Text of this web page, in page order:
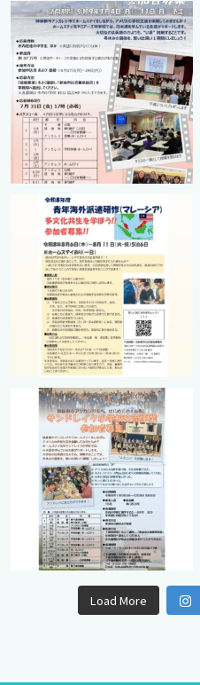
cts.international.friendship
7月 1
cts.international.friendship
2月 27
cts.international.friendship
8月 12
Load More